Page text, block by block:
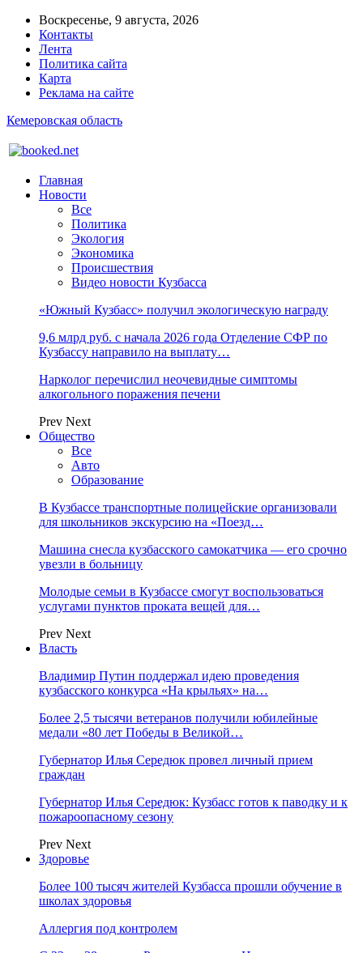
Воскресенье, 9 августа, 2026
Контакты
Лента
Политика сайта
Карта
Реклама на сайте
Кемеровская область
Главная
Новости
Все
Политика
Экология
Экономика
Происшествия
Видео новости Кузбасса
«Южный Кузбасс» получил экологическую награду
9,6 млрд руб. с начала 2026 года Отделение СФР по
Кузбассу направило на выплату…
Нарколог перечислил неочевидные симптомы
алкогольного поражения печени
Prev Next
Общество
Все
Авто
Образование
В Кузбассе транспортные полицейские организовали
для школьников экскурсию на «Поезд…
Машина снесла кузбасского самокатчика — его срочно
увезли в больницу
Молодые семьи в Кузбассе смогут воспользоваться
услугами пунктов проката вещей для…
Prev Next
Власть
Владимир Путин поддержал идею проведения
кузбасского конкурса «На крыльях» на…
Более 2,5 тысячи ветеранов получили юбилейные
медали «80 лет Победы в Великой…
Губернатор Илья Середюк провел личный прием
граждан
Губернатор Илья Середюк: Кузбасс готов к паводку и к
пожароопасному сезону
Prev Next
Здоровье
Более 100 тысяч жителей Кузбасса прошли обучение в
школах здоровья
Аллергия под контролем